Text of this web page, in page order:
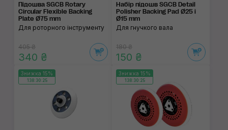
Підошва SGCB Rotary
Circular Flexible Backing
Plate Ø75 mm
Для роторного інструменту
405 ₴
340 ₴
Набір підошв SGCB Detail
Polisher Backing Pad Ø25 і
Ø15 mm
Для гнучкого вала
180 ₴
150 ₴
Знижка 15%
138:30:24
Знижка 15%
138:30:24